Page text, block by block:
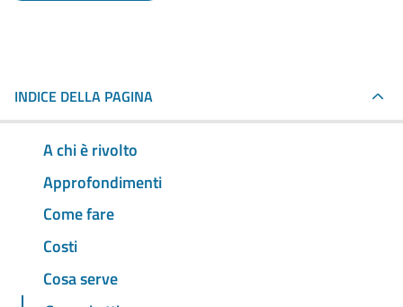
INDICE DELLA PAGINA
A chi è rivolto
Approfondimenti
Come fare
Costi
Cosa serve